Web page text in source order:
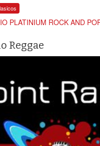
PLATINIUM ROCK AND
Reggae